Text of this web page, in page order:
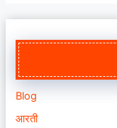
Blog
आरती